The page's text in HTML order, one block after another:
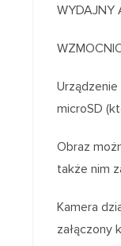
WYDAJNY
microSD
Obraz
także nim
Kamera
załączony